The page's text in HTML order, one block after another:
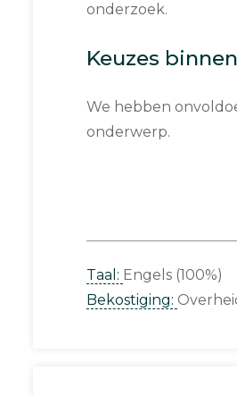
onderzoek.
Keuzes
We hebben
onderwerp.
Taal: Engels (100%)
Bekostiging: